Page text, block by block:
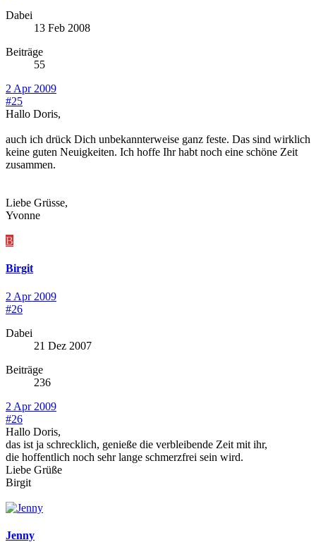
Dabei
13 Feb 2008
Beiträge
55
2 Apr 2009
#25
Hallo Doris,
auch ich drück Dich unbekannterweise ganz feste. Das sind wirklich
keine guten Neuigkeiten. Ich hoffe Ihr habt noch eine schöne Zeit
zusammen.
Liebe Grüsse,
Yvonne
B
Birgit
2 Apr 2009
#26
Dabei
21 Dez 2007
Beiträge
236
2 Apr 2009
#26
Hallo Doris,
das ist ja schrecklich, genieße die verbleibende Zeit mit ihr,
die hoffentlich noch sehr lange schmerzfrei sein wird.
Liebe Grüße
Birgit
Jenny